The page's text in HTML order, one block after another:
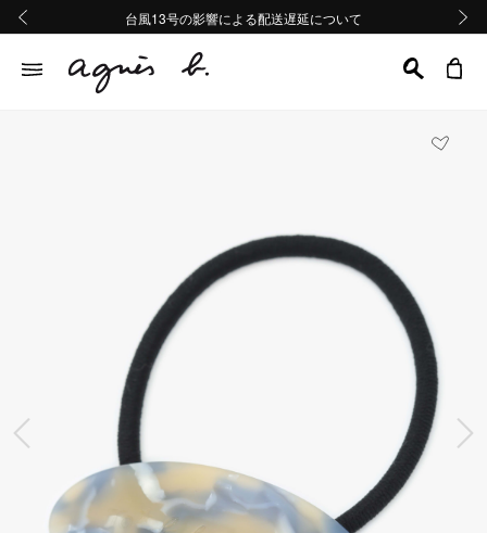
熊本地域地震の影響による配送遅延について
Summer Sale 2buy10%OFF!!
台風13号の影響による配送遅延について
熊本地域地震の影響による配送遅延について
Summer Sale 2buy10%OFF!!
前の画像